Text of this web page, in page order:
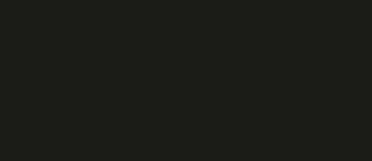
de consumo
contra o
ainda não
para 25
das
durante todo o